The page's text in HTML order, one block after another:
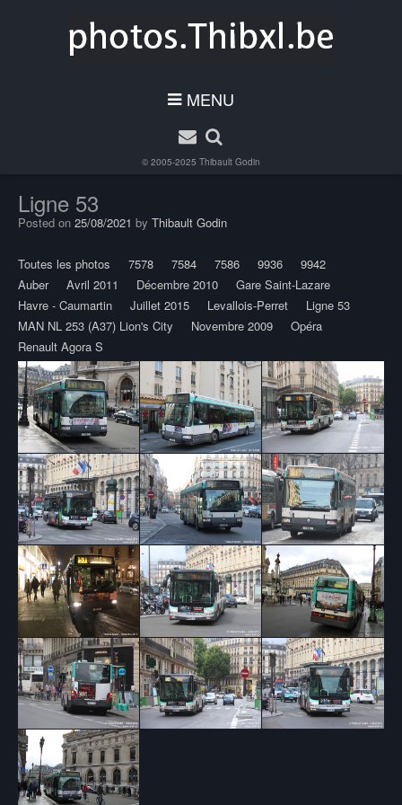
MENU
© 2005-2025 Thibault Godin
Ligne 53
Posted on 25/08/2021 by Thibault Godin
Toutes les photos 7578 7584 7586 9936
9942
Auber
Avril 2011 Décembre 2010
Gare Saint-Lazare
Havre - Caumartin
Juillet 2015 Levallois-Perret
Ligne 53
MAN NL 253 (A37) Lion's City
Novembre 2009
Opéra
Renault Agora S